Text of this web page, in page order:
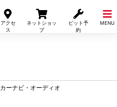
アクセ
ス
ネットショッ
プ
ピット予
約
MENU
カーナビ・オーディオ